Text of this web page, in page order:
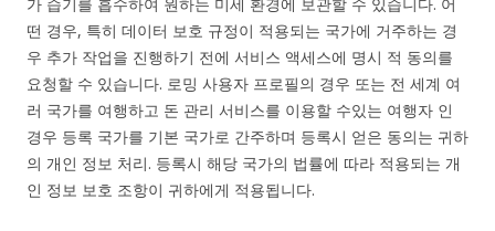
떤 경우, 특히 데이터 보호 규정이 적용되는 국가에 거주하는 경
우 추가 작업을 진행하기 전에 서비스 액세스에 명시 적 동의를
요청할 수 있습니다. 로밍 사용자 프로필의 경우 또는 전 세계 여
러 국가를 여행하고 돈 관리 서비스를 이용할 수있는 여행자 인
경우 등록 국가를 기본 국가로 간주하며 등록시 얻은 동의는 귀하
의 개인 정보 처리. 등록시 해당 국가의 법률에 따라 적용되는 개
인 정보 보호 조항이 귀하에게 적용됩니다.